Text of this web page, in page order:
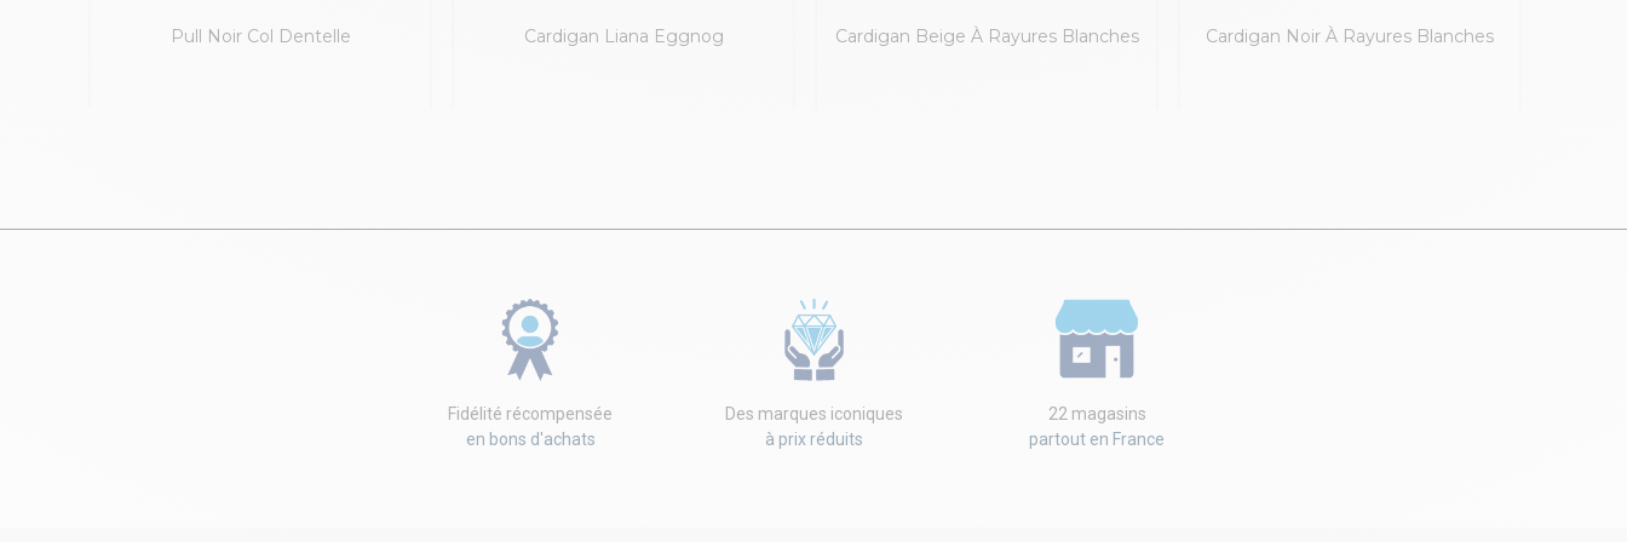
Pull Noir Col Dentelle Cardigan Liana Eggnog Cardigan Beige À Rayures Blanches Cardigan Noir À Rayures Blanches
Fidélité récompensée
en bons d'achats
Des marques iconiques
à prix réduits
22 magasins
partout en France